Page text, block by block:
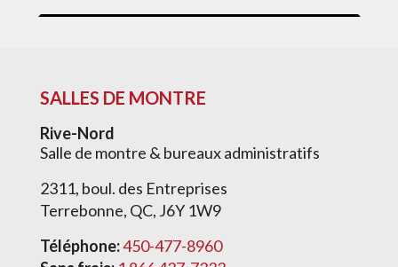
SALLES DE MONTRE
Rive-Nord
Salle de montre & bureaux administratifs
2311, boul. des Entreprises
Terrebonne, QC, J6Y 1W9
Téléphone:450-477-8960